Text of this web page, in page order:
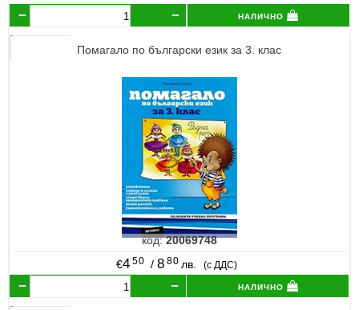
налично
Помагало по български език за 3. клас
код:20069748
€4 50 / 8 80 лв. (с ДДС)
налично